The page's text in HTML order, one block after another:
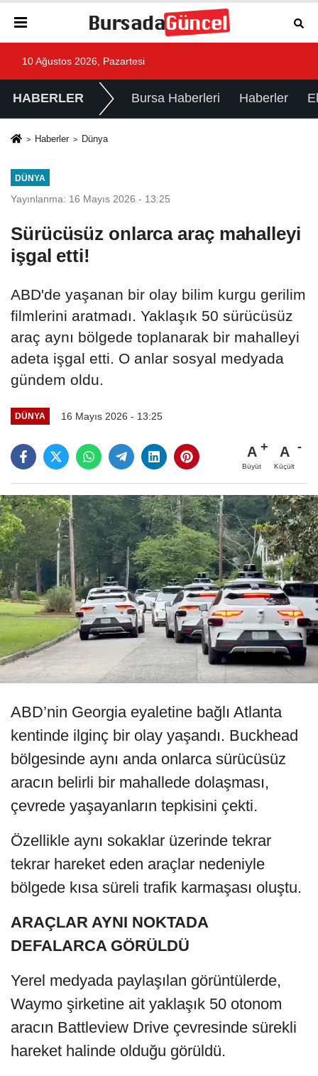
10 Ağustos 2026, Pazartesi
HABERLER Bursa Haberleri Haberler
Haberler Dünya
DÜNYA
Yayınlanma: 16 Mayıs 2026 - 13:25
Sürücüsüz onlarca araç mahalleyi
işgal etti!
ABD'de yaşanan bir olay bilim kurgu gerilim
filmlerini aratmadı. Yaklaşık 50 sürücüsüz
araç aynı bölgede toplanarak bir mahalleyi
adeta işgal etti. O anlar sosyal medyada
gündem oldu.
DÜNYA 16 Mayıs 2026 - 13:25
A
Büyüt
A
Küçült
ABD’nin Georgia eyaletine bağlı Atlanta
kentinde ilginç bir olay yaşandı. Buckhead
bölgesinde aynı anda onlarca sürücüsüz
aracın belirli bir mahallede dolaşması,
çevrede yaşayanların tepkisini çekti.
Özellikle aynı sokaklar üzerinde tekrar
tekrar hareket eden araçlar nedeniyle
bölgede kısa süreli trafik karmaşası oluştu.
ARAÇLAR AYNI NOKTADA
DEFALARCA GÖRÜLDÜ
Yerel medyada paylaşılan görüntülerde,
Waymo şirketine ait yaklaşık 50 otonom
aracın Battleview Drive çevresinde sürekli
hareket halinde olduğu görüldü.